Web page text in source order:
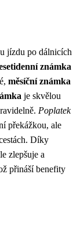
jízdu po dálnicích
známka
měsíční známka
je skvělou
Poplatek
překážkou, ale
Díky
zlepšuje a
přináší benefity